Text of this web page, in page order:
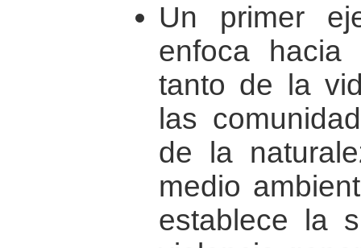
Un primer
enfoca
tanto de la
las
de la
medio
establece la